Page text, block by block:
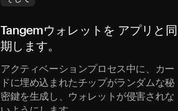
Tangemウォレットを アプリと同
期します。
アクティベーションプロセス中に、カー
ドに埋め込まれたチップがランダムな秘
密鍵を生成し、ウォレットが侵害されな